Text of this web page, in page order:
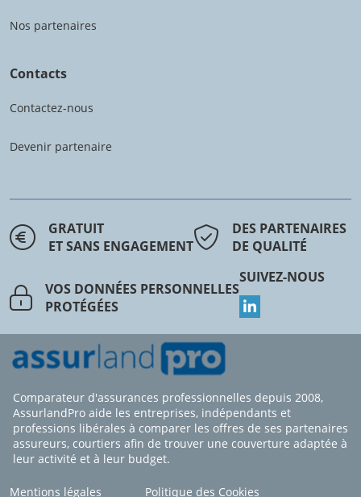
Nos partenaires
Contacts
Contactez-nous
Devenir partenaire
GRATUIT
ET SANS ENGAGEMENT
DES PARTENAIRES
DE QUALITÉ
VOS DONNÉES PERSONNELLES
PROTÉGÉES
SUIVEZ-NOUS
Comparateur d'assurances professionnelles depuis 2008,
AssurlandPro aide les entreprises, indépendants et
professions libérales à comparer les offres de ses partenaires
assureurs, courtiers afin de trouver une couverture adaptée à
leur activité et à leur budget.
Mentions légales Politique des Cookies